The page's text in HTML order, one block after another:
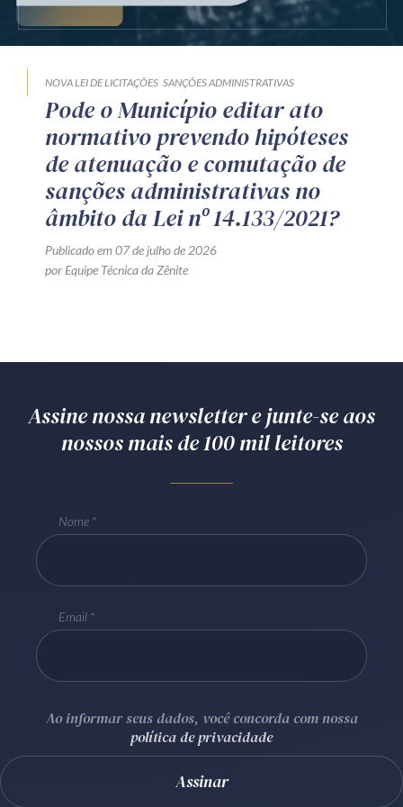
Produtos e serviços
Zênite Play
Orientação por Escrito
Mentoria Zênite
Capacitação
Zênite Online
Receba por RSS
Whatsapp (41) 98881-6616
NOVA LEI DE LICITAÇÕES SANÇÕES ADMINISTRATIVAS
Pode o Município editar ato
normativo prevendo hipóteses
de atenuação e comutação de
sanções administrativas no
âmbito da Lei nº 14.133/2021?
Publicado em 07 de julho de 2026
por Equipe Técnica da Zênite
Assine nossa newsletter e junte-se aos
nossos mais de 100 mil leitores
Nome
Email
Ao informar seus dados, você concorda com nossa
política de privacidade